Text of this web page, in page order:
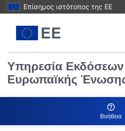
Επίσημος ιστότοπος της ΕΕ
Υπηρεσία Εκδόσεων
Ευρωπαϊκής
Βοήθεια